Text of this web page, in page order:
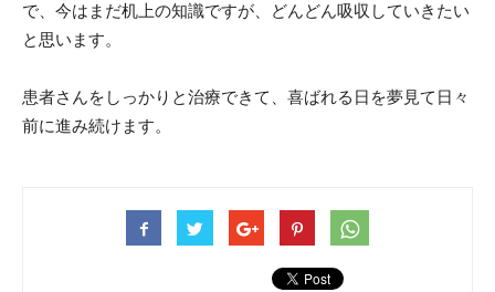
で、今はまだ机上の知識ですが、どんどん吸収していきたい
と思います。
患者さんをしっかりと治療できて、喜ばれる日を夢見て日々
前に進み続けます。